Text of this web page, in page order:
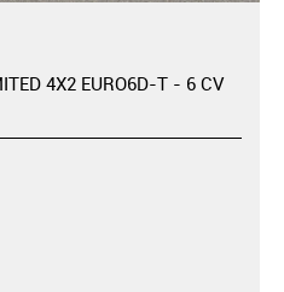
4X2 EURO6D-T - 6 CV